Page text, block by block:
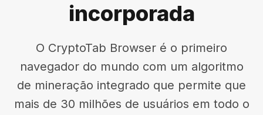
incorporada
O CryptoTab Browser é o primeiro
navegador do mundo com um algoritmo
de mineração integrado que permite que
mais de 30 milhões de usuários em todo o